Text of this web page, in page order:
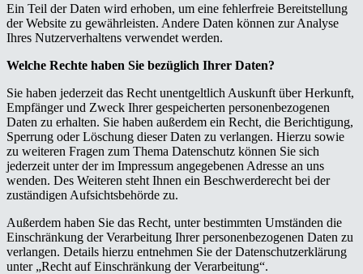
Ein Teil der Daten wird erhoben, um eine fehlerfreie Bereitstellung
der Website zu gewährleisten. Andere Daten können zur Analyse
Ihres Nutzerverhaltens verwendet werden.
Welche Rechte haben Sie bezüglich Ihrer Daten?
Sie haben jederzeit das Recht unentgeltlich Auskunft über Herkunft,
Empfänger und Zweck Ihrer gespeicherten personenbezogenen
Daten zu erhalten. Sie haben außerdem ein Recht, die Berichtigung,
Sperrung oder Löschung dieser Daten zu verlangen. Hierzu sowie
zu weiteren Fragen zum Thema Datenschutz können Sie sich
jederzeit unter der im Impressum angegebenen Adresse an uns
wenden. Des Weiteren steht Ihnen ein Beschwerderecht bei der
zuständigen Aufsichtsbehörde zu.
Außerdem haben Sie das Recht, unter bestimmten Umständen die
Einschränkung der Verarbeitung Ihrer personenbezogenen Daten zu
verlangen. Details hierzu entnehmen Sie der Datenschutzerklärung
unter „Recht auf Einschränkung der Verarbeitung“.